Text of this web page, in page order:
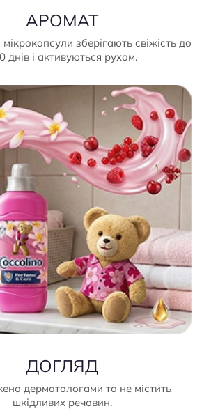
АРОМАТ
зберігають свіжість до
днів і активуються рухом.
ДОГЛЯД
дерматологами та не містить
шкідливих речовин.